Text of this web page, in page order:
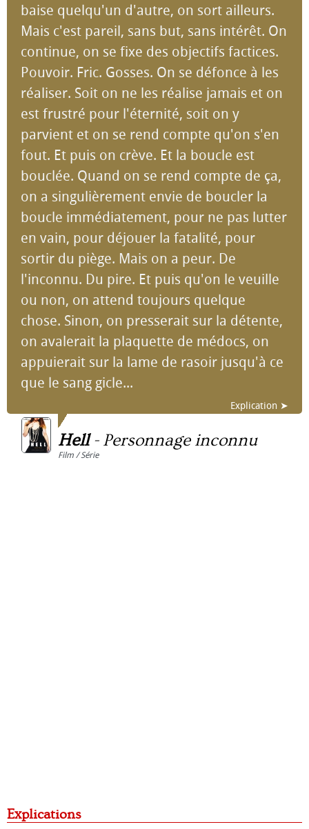
baise quelqu'un d'autre, on sort ailleurs.
Mais c'est pareil, sans but, sans intérêt. On
continue, on se fixe des objectifs factices.
Pouvoir. Fric. Gosses. On se défonce à les
réaliser. Soit on ne les réalise jamais et on
est frustré pour l'éternité, soit on y
parvient et on se rend compte qu'on s'en
fout. Et puis on crève. Et la boucle est
bouclée. Quand on se rend compte de ça,
on a singulièrement envie de boucler la
boucle immédiatement, pour ne pas lutter
en vain, pour déjouer la fatalité, pour
sortir du piège. Mais on a peur. De
l'inconnu. Du pire. Et puis qu'on le veuille
ou non, on attend toujours quelque
chose. Sinon, on presserait sur la détente,
on avalerait la plaquette de médocs, on
appuierait sur la lame de rasoir jusqu'à ce
que le sang gicle...
Explication ➤
Hell- Personnage inconnu
Film / Série
Explications